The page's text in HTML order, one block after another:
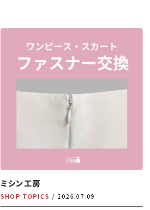
ミシン工房
SHOP TOPICS 2026.07.09